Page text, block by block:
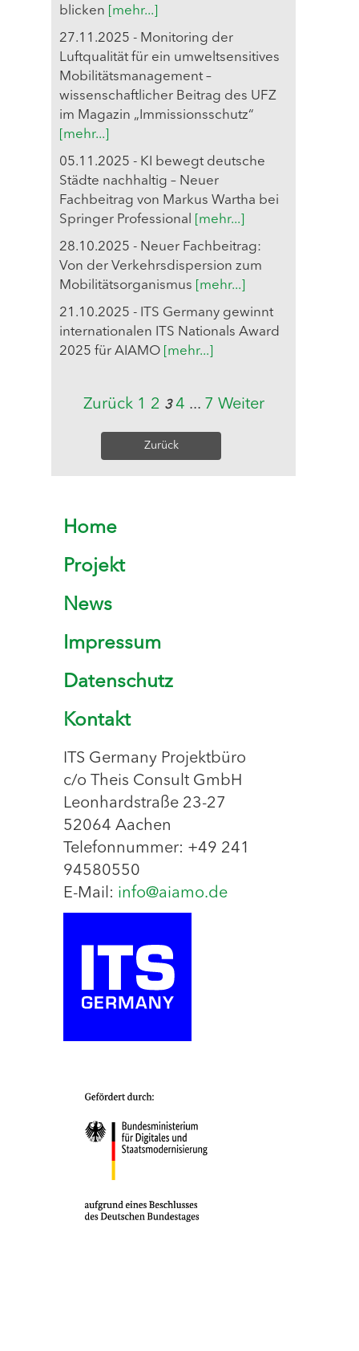
blicken
[mehr...]
27.11.2025 - Monitoring der
Luftqualität für ein umweltsensitives
Mobilitätsmanagement –
wissenschaftlicher Beitrag des UFZ
im Magazin „Immissionsschutz“
[mehr...]
05.11.2025 - KI bewegt deutsche
Städte nachhaltig – Neuer
Fachbeitrag von Markus Wartha bei
Springer Professional
[mehr...]
28.10.2025 - Neuer Fachbeitrag:
Von der Verkehrsdispersion zum
Mobilitätsorganismus
[mehr...]
21.10.2025 - ITS Germany gewinnt
internationalen ITS Nationals Award
2025 für AIAMO [mehr...]
Zurück 1 2 3 4 ... 7 Weiter
Zurück
Home
Projekt
News
Impressum
Datenschutz
Kontakt
ITS Germany Projektbüro
c/o Theis Consult GmbH
Leonhardstraße 23-27
52064 Aachen
Telefonnummer: +49 241
94580550
E-Mail: info@aiamo.de